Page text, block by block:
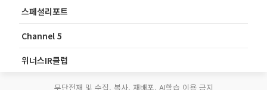
스페셜리포트
Channel 5
위너스IR클럽
무단전재 및 수집, 복사, 재배포, AI학습 이용 금지